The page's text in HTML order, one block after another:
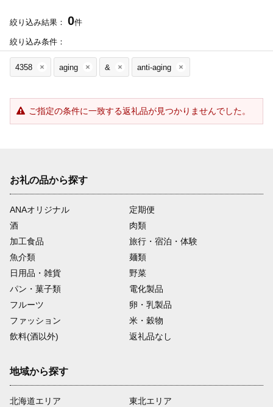
絞り込み結果： 0件
絞り込み条件：
4358 aging & anti-aging
ご指定の条件に一致する返礼品が見つかりませんでした。
お礼の品から探す
ANAオリジナル
定期便
酒
肉類
加工食品
旅行・宿泊・体験
魚介類
麺類
日用品・雑貨
野菜
パン・菓子類
電化製品
フルーツ
卵・乳製品
ファッション
米・穀物
飲料(酒以外)
返礼品なし
地域から探す
北海道エリア
東北エリア